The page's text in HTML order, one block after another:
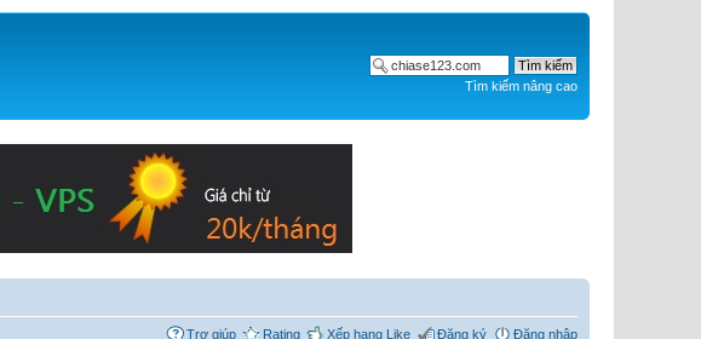
Tìm kiếm nâng cao
Trợ giúp Rating Xếp hạng Like Đăng ký Đăng nhập